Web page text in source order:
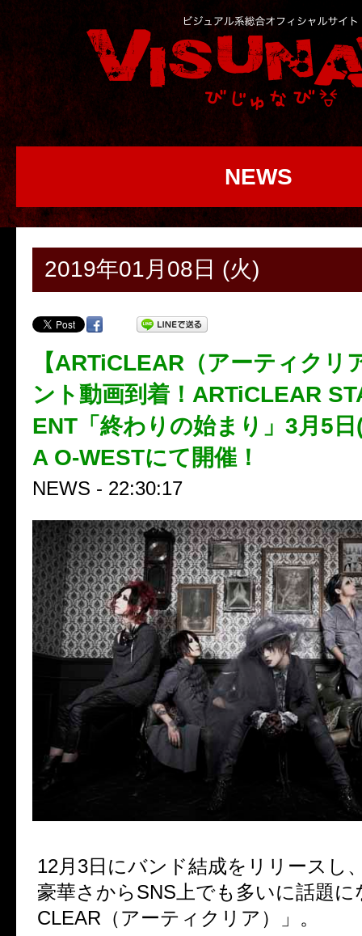
NEWS
2019年01月08日 (火)
【ARTiCLEAR（アーティクリ
ント動画到着！ARTiCLEAR
ENT「終わりの始まり」3月5日
A O-WESTにて開催！
NEWS - 22:30:17
12月3日にバンド結成をリリースし
豪華さからSNS上でも多いに話題に
CLEAR（アーティクリア）」。